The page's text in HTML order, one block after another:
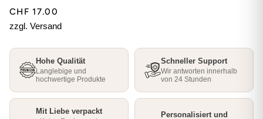
CHF 17.00
zzgl. Versand
Hohe Qualität
Langlebige und
hochwertige Produkte
Schneller Support
Wir antworten innerhalb
von 24 Stunden
Mit Liebe verpackt
Personalisiert und